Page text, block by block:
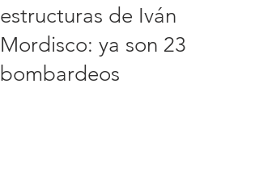
estructuras de Iván
Mordisco: ya son 23
bombardeos